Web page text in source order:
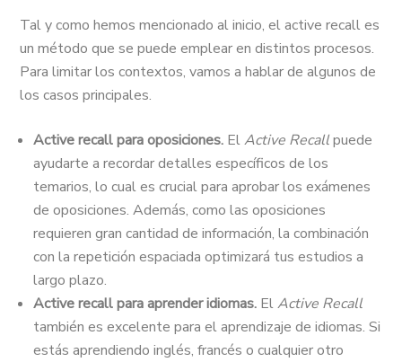
Tal y como hemos mencionado al inicio, el active recall es
un método que se puede emplear en distintos procesos.
Para limitar los contextos, vamos a hablar de algunos de
los casos principales.
Active recall para oposiciones. ElActive Recallpuede
ayudarte a recordar detalles específicos de los
temarios, lo cual es crucial para aprobar los exámenes
de oposiciones. Además, como las oposiciones
requieren gran cantidad de información, la combinación
con la repetición espaciada optimizará tus estudios a
largo plazo.
Active recall para aprender idiomas. ElActive Recall
también es excelente para el aprendizaje de idiomas. Si
estás aprendiendo inglés, francés o cualquier otro